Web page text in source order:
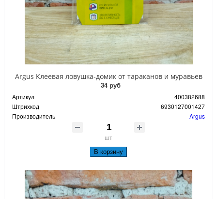
Argus Клеевая ловушка-домик от тараканов и муравьев
34 руб
Артикул
400382688
Штрихкод
6930127001427
Производитель
Argus
шт
В корзину